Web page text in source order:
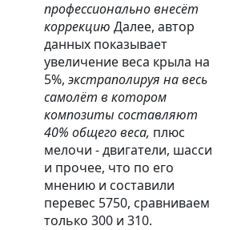
профессионально внесёт
коррекцию Далее, автор
данных показывает
увеличение веса крыла на
5%, экстраполируя на весь
самолёт в котором
композиты составляют
40% общего веса, плюс
мелочи - двигатели, шасси
и прочее, что по его
мнению и составили
перевес 5750, сравниваем
только 300 и 310.